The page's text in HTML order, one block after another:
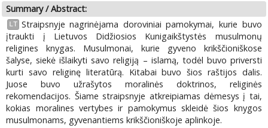
Summary / Abstract:
LT Straipsnyje nagrinėjama doroviniai pamokymai, kurie buvo
įtraukti į Lietuvos Didžiosios Kunigaikštystės musulmonų
religines knygas. Musulmonai, kurie gyveno krikščioniškose
šalyse, siekė išlaikyti savo religiją – islamą, todėl buvo priversti
kurti savo religinę literatūrą. Kitabai buvo šios raštijos dalis.
Juose buvo užrašytos moralinės doktrinos, religinės
rekomendacijos. Šiame straipsnyje atkreipiamas dėmesys į tai,
kokias moralines vertybes ir pamokymus skleidė šios knygos
musulmonams, gyvenantiems krikščioniškoje aplinkoje.